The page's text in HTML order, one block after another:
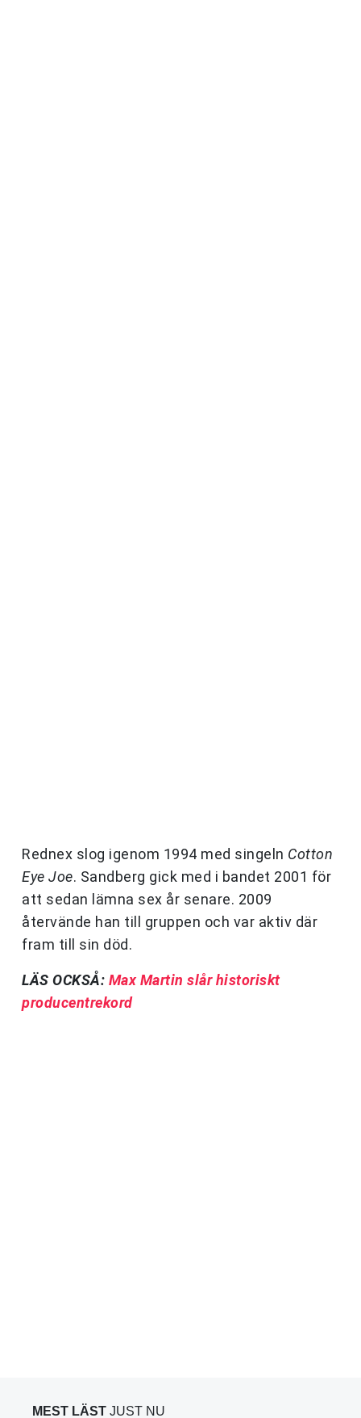
Rednex slog igenom 1994 med singeln Cotton
Eye Joe. Sandberg gick med i bandet 2001 för
att sedan lämna sex år senare. 2009
återvände han till gruppen och var aktiv där
fram till sin död.
LÄS OCKSÅ: Max Martin slår historiskt
producentrekord
MEST LÄST JUST NU